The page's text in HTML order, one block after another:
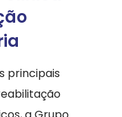
principais